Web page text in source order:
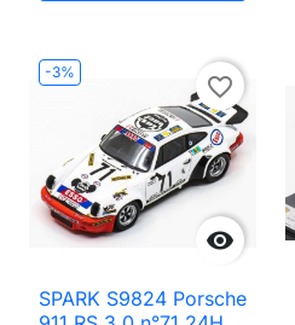
-3%

favorite_border
SPARK S9824 Porsche